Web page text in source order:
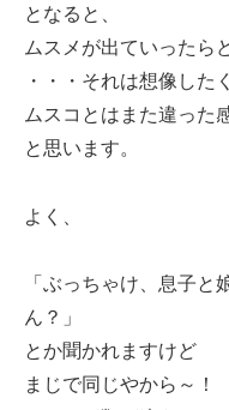
となると、
ムスメが出ていったら
・・・それは想像した
ムスコとはまた違った
と思います。
よく、
「ぶっちゃけ、息子と
ん？」
とか聞かれますけど
まじで同じやから～！